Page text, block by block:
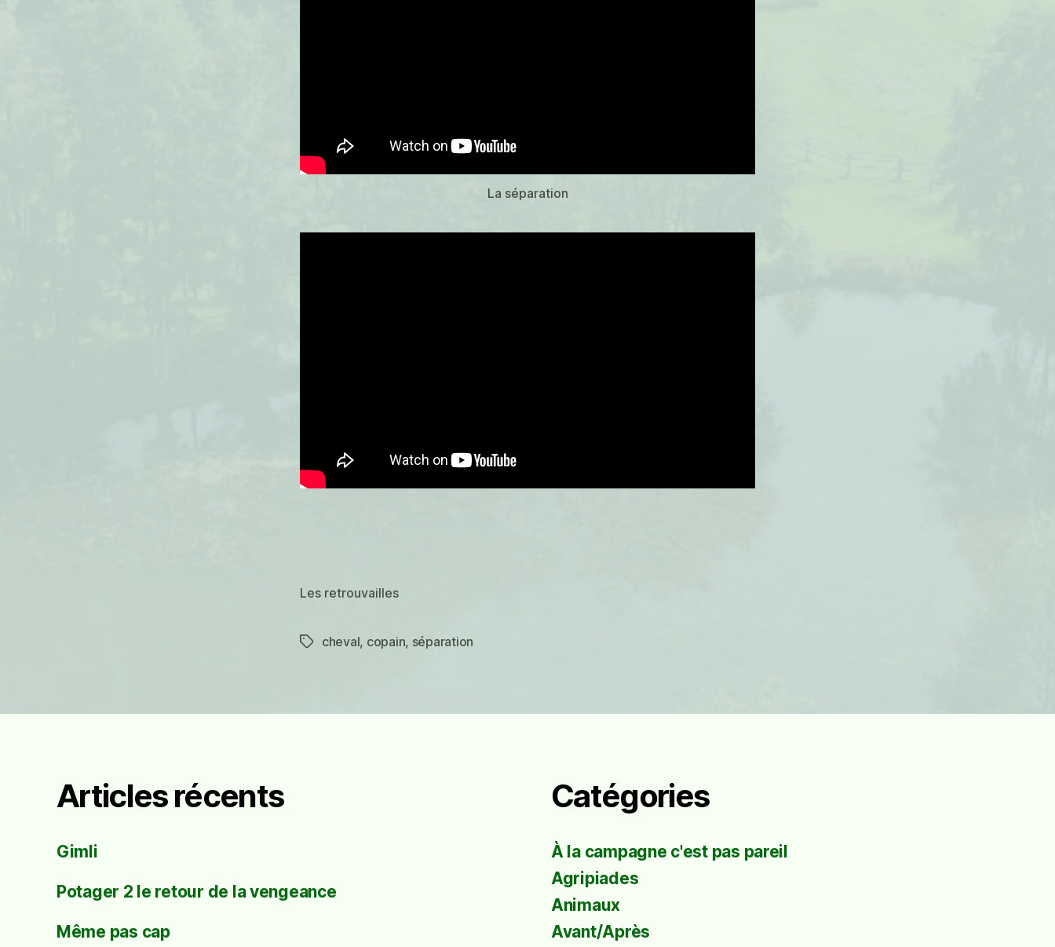
La séparation
Les retrouvailles
Étiquettes
cheval, copain, séparation
Articles récents
Gimli
Potager 2 le retour de la vengeance
Même pas cap
Catégories
À la campagne c'est pas pareil
Agripiades
Animaux
Avant/Après